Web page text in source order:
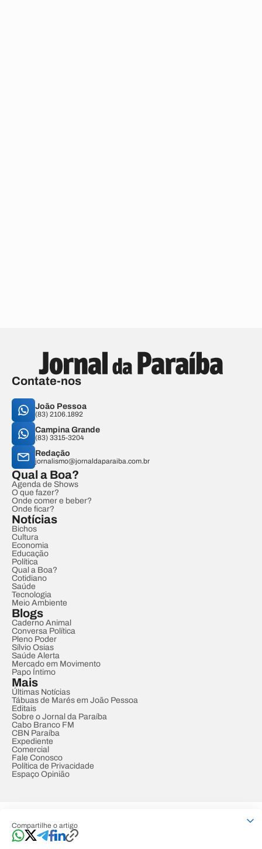
Compartilhe o artigo
Contate-nos
João Pessoa
(83) 2106.1892
Campina Grande
(83) 3315-3204
Redação
jornalismo@jornaldaparaiba.com.br
Qual a Boa?
Agenda de Shows
O que fazer?
Onde comer e beber?
Onde ficar?
Notícias
Bichos
Cultura
Economia
Educação
Política
Qual a Boa?
Cotidiano
Saúde
Tecnologia
Meio Ambiente
Blogs
Caderno Animal
Conversa Política
Pleno Poder
Sílvio Osias
Saúde Alerta
Mercado em Movimento
Papo Íntimo
Mais
Últimas Notícias
Tábuas de Marés em João Pessoa
Editais
Sobre o Jornal da Paraíba
Cabo Branco FM
CBN Paraíba
Expediente
Comercial
Fale Conosco
Política de Privacidade
Espaço Opinião
Developed by Designed by